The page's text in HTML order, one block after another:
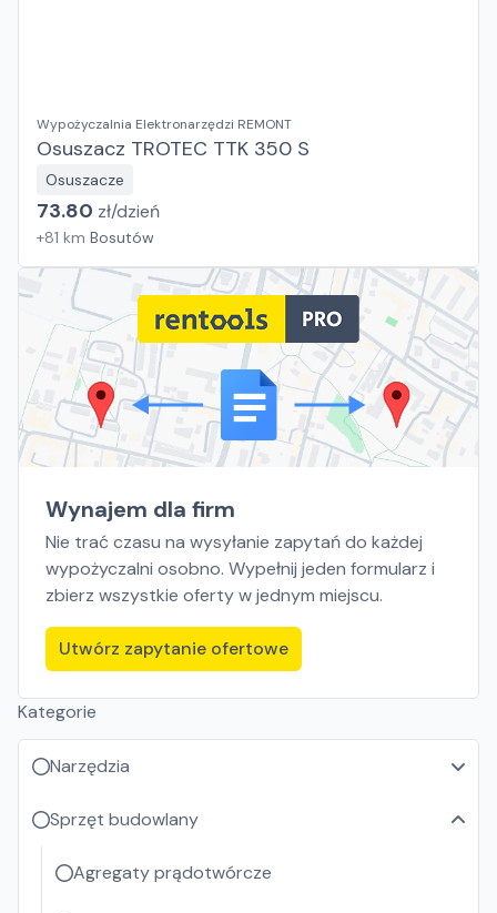
Wypożyczalnia Elektronarzędzi REMONT
Osuszacz TROTEC TTK 350 S
Osuszacze
73.80 zł/dzień
+81 km Bosutów
Wynajem dla firm
Nie trać czasu na wysyłanie zapytań do każdej
wypożyczalni osobno. Wypełnij jeden formularz i
zbierz wszystkie oferty w jednym miejscu.
Utwórz zapytanie ofertowe
Kategorie
Narzędzia
Sprzęt budowlany
Agregaty prądotwórcze